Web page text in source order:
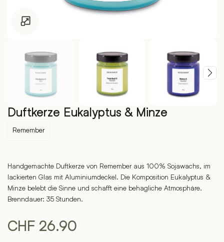
Duftkerze Eukalyptus & Minze
Remember
Handgemachte Duftkerze von Remember aus 100% Sojawachs, im
lackierten Glas mit Aluminiumdeckel. Die Komposition Eukalyptus &
Minze belebt die Sinne und schafft eine behagliche Atmosphäre.
Brenndauer: 35 Stunden.
CHF 26.90